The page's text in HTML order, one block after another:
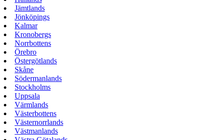
Jämtlands
Jönköpings
Kalmar
Kronobergs
Norrbottens
Örebro
Östergötlands
Skåne
Södermanlands
Stockholms
Uppsala
Värmlands
Västerbottens
Västernorrlands
Västmanlands